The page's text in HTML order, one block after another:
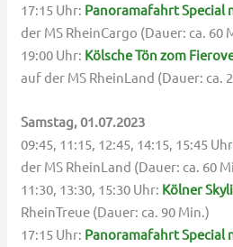
17:15 Uhr: Panoramafahrt Special
der MS RheinCargo (Dauer: ca. 60
19:00 Uhr: Kölsche Tön zom
auf der MS RheinLand (Dauer: ca.
Samstag, 01.07.2023
09:45, 11:15, 12:45, 14:15, 15:45
der MS RheinLand (Dauer: ca. 60
11:30, 13:30, 15:30 Uhr: Kölner
RheinTreue (Dauer: ca. 90 Min.)
17:15 Uhr: Panoramafahrt Special